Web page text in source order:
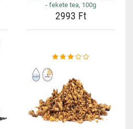
- fekete tea, 100g
2993 Ft